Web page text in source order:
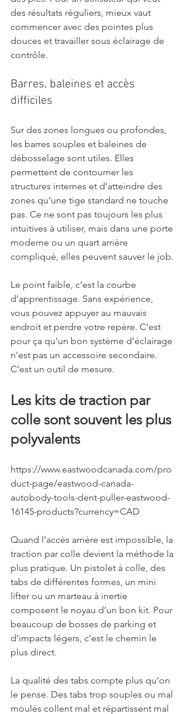
des résultats réguliers, mieux vaut
commencer avec des pointes plus
douces et travailler sous éclairage de
contrôle.
Barres, baleines et accès
difficiles
Sur des zones longues ou profondes,
les barres souples et baleines de
débosselage sont utiles. Elles
permettent de contourner les
structures internes et d’atteindre des
zones qu’une tige standard ne touche
pas. Ce ne sont pas toujours les plus
intuitives à utiliser, mais dans une porte
moderne ou un quart arrière
compliqué, elles peuvent sauver le job.
Le point faible, c’est la courbe
d’apprentissage. Sans expérience,
vous pouvez appuyer au mauvais
endroit et perdre votre repère. C’est
pour ça qu’un bon système d’éclairage
n’est pas un accessoire secondaire.
C’est un outil de mesure.
Les kits de traction par
colle sont souvent les plus
polyvalents
https://www.eastwoodcanada.com/pro
duct-page/eastwood-canada-
autobody-tools-dent-puller-eastwood-
16145-products?currency=CAD
Quand l’accès arrière est impossible, la
traction par colle devient la méthode la
plus pratique. Un pistolet à colle, des
tabs de différentes formes, un mini
lifter ou un marteau à inertie
composent le noyau d’un bon kit. Pour
beaucoup de bosses de parking et
d’impacts légers, c’est le chemin le
plus direct.
La qualité des tabs compte plus qu’on
le pense. Des tabs trop souples ou mal
moulés collent mal et répartissent mal